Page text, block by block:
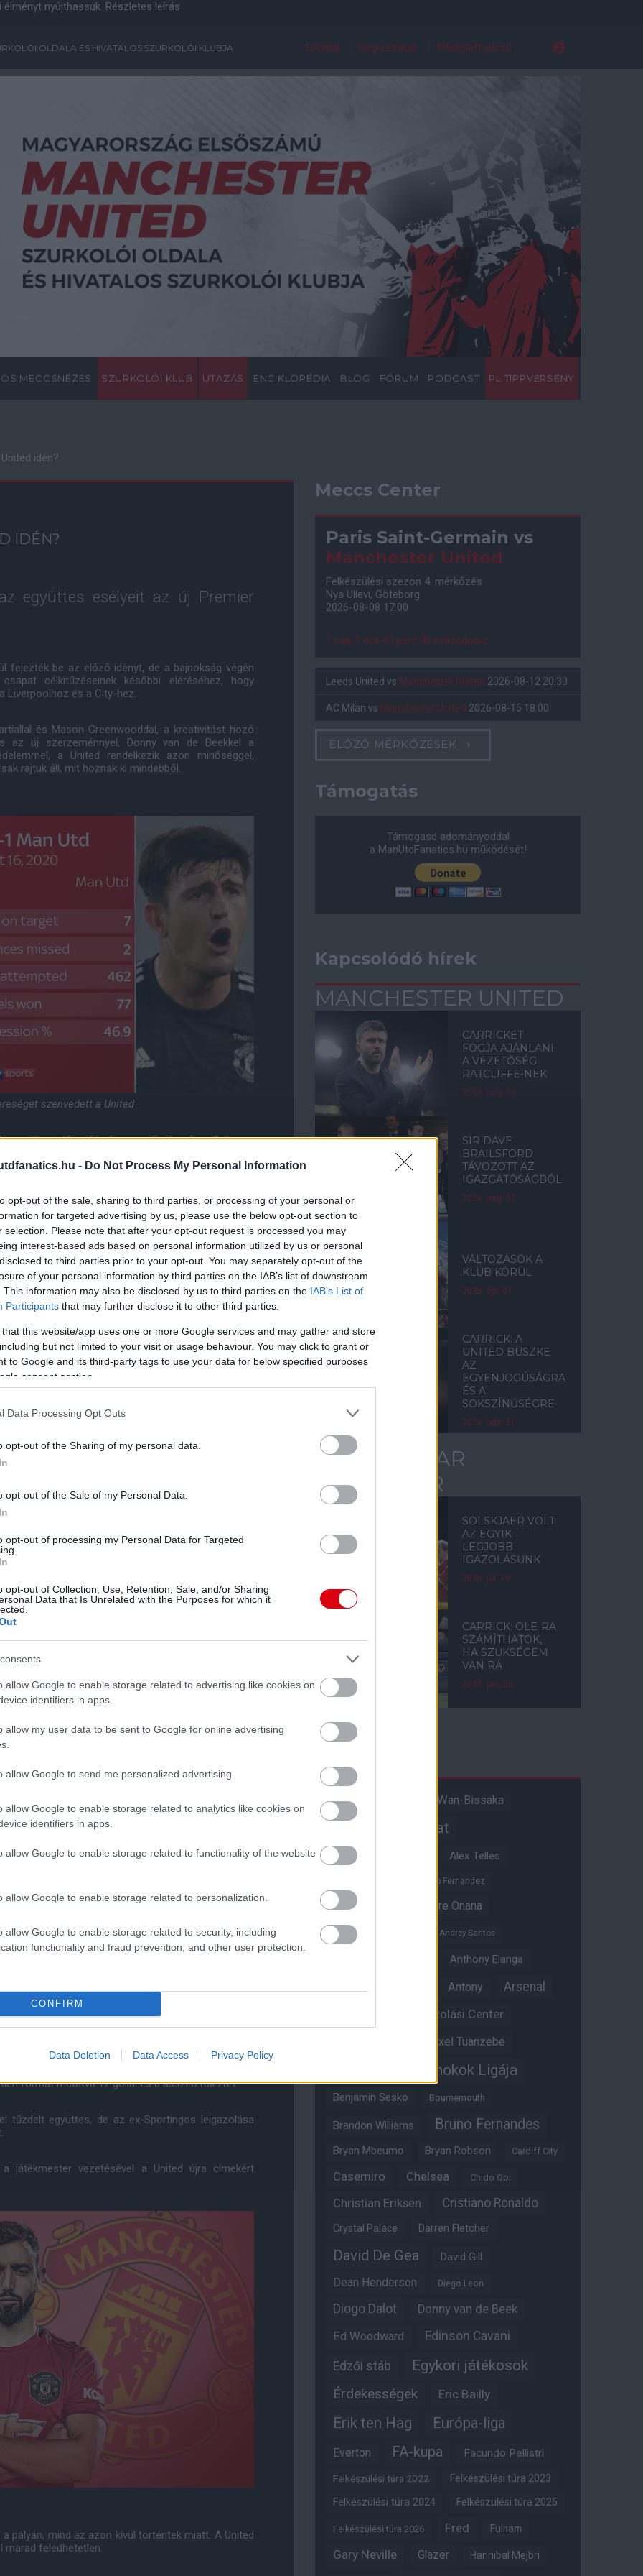
nyújthassuk. Részletes leírás
- Do Not Process My Personal Information
opt-out of the sale, sharing to third parties, or processing of your personal or
for targeted advertising by us, please use the below opt-out section to
selection. Please note that after your opt-out request is processed you may
interest-based ads based on personal information utilized by us or personal
to third parties prior to your opt-out. You may separately opt-out of the
of your personal information by third parties on the IAB’s list of downstream
This information may also be disclosed by us to third parties on the IAB’s List of
Participants that may further disclose it to other third parties.
that this website/app uses one or more Google services and may gather and store
but not limited to your visit or usage behaviour. You may click to grant or
to Google and its third-party tags to use your data for below specified purposes
consent section.
Data Processing Opt Outs
opt-out of the Sharing of my personal data.
opt-out of the Sale of my Personal Data.
opt-out of processing my Personal Data for Targeted
opt-out of Collection, Use, Retention, Sale, and/or Sharing
Data that Is Unrelated with the Purposes for which it
allow Google to enable storage related to advertising like cookies on
identifiers in apps.
allow my user data to be sent to Google for online advertising
allow Google to send me personalized advertising.
allow Google to enable storage related to analytics like cookies on
identifiers in apps.
allow Google to enable storage related to functionality of the website
allow Google to enable storage related to personalization.
allow Google to enable storage related to security, including
functionality and fraud prevention, and other user protection.
CONFIRM
Data Deletion Data Access Privacy Policy
OLDALA ÉS HIVATALOS SZURKOLÓI KLUBJA Főoldal Regisztráció Elfelejtett jelszó
MECCSNÉZÉS SZURKOLÓI KLUB UTAZÁS ENCIKLOPÉDIA BLOG FÓRUM PODCAST PL TIPPVERSENY
idén?
IDÉN?
együttes esélyeit az új Premier
fejezték be az előző idényt, de a bajnokság végén
célkitűzéseinek későbbi eléréséhez, hogy
Liverpoolhoz és a City-hez.
és Mason Greenwooddal, a kreativitást hozó
az új szerzeménnyel, Donny van de Beekkel a
a United rendelkezik azon minőséggel,
rajtuk áll, mit hoznak ki mindebből.
szenvedett a United
miután a Ligakupa, az Európa-liga, illetve az
rekordbajnoktól, hiszen mindössze alig 22 napot
meccses veretlenségi sorozattal örvendeztették
óta -, ennek a lendületnek a megtartása
erősebb kezdést produkálhasson.
Gea pozícióját, viszont ettől függetlenül így is a 3.
a kapott gól nélküli mérkőzések számában is
a klub történetének legsikeresebb időszakai
a fiatalok elkezdték letenni a névjegyüket a
kiálló kezdő tizenegy fűződik a gárda nevéhez,
például Scott McTominay, Daniel James, Aaron
jövőt ígérnek a manchesterieknek.
a lőtt gólok terén a 4., a nagy helyzetek
a vonal mentén, ugyanakkor a statisztikák alapján
a kapu elé.
debütálása óta veszélyesebbé vált a csatársor a
konyhára e tekintetben a későbbiekben, de ezek a
Jadon Sancho is az Old Traffordon kötne ki.
nem volt még vesztes csapat tagja. A portugál
formát mutatva 12 góllal és 8 assziszttal zárt.
tűzdelt együttes, de az ex-Sportingos leigazolása
játékmester vezetésével a United újra címekért
pályán, mind az azon kívül történtek miatt. A United
feledhetetlen.
Meccs Center
Paris Saint-Germain vs
Manchester United
Felkészülési szezon 4. mérkőzés
Nya Ullevi, Göteborg
2026-08-08 17:00
1 nap 1 óra 45 perc 39 másodperc
Leeds United vs Manchester United 2026-08-12 20:30
AC Milan vs Manchester United 2026-08-15 18:00
ELŐZŐ MÉRKŐZÉSEK
Támogatás
Támogasd adományoddal
a ManUtdFanatics.hu működését!
Kapcsolódó hírek
MANCHESTER UNITED
CARRICKET
FOGJA AJÁNLANI
A VEZETŐSÉG
RATCLIFFE-NEK
2026. máj. 13.
SIR DAVE
BRAILSFORD
TÁVOZOTT AZ
IGAZGATÓSÁGBÓL
2026. máj. 07.
VÁLTOZÁSOK A
KLUB KÖRÜL
2026. ápr. 01.
CARRICK: A
UNITED BÜSZKE
AZ
EGYENJOGÚSÁGRA
ÉS A
SOKSZÍNŰSÉGRE
2026. febr. 21.
OLE GUNNAR
SOLSKJAER
SOLSKJAER VOLT
AZ EGYIK
LEGJOBB
IGAZOLÁSUNK
2026. júl. 29.
CARRICK: OLE-RA
SZÁMÍTHATOK,
HA SZÜKSÉGEM
VAN RÁ
2026. jan. 25.
A hangadó Aaron Wan-Bissaka
Akadémiai csapat
Alejandro Garnacho Alex Telles
Alvaro Fernandez
Amad Diallo
Andre Onana
Andreas Pereira
Andrey Santos
Anthony Elanga
Antony Arsenal
Átigazolási Center
Axel Tuanzebe
Bajnokok Ligája
Benjamin Sesko Bournemouth
Brandon Williams Bruno Fernandes
Bryan Mbeumo Bryan Robson Cardiff City
Casemiro Chelsea Chido Obi
Christian Eriksen Cristiano Ronaldo
Crystal Palace Darren Fletcher
David De Gea David Gill
Dean Henderson Diego Leon
Diogo Dalot
Donny van de Beek
Ed Woodward
Edinson Cavani
Edzői stáb Egykori játékosok
Érdekességek Eric Bailly
Erik ten Hag Európa-liga
Everton FA-kupa Facundo Pellistri
Felkészülési túra 2022 Felkészülési túra 2023
Felkészülési túra 2024 Felkészülési túra 2025
Felkészülési túra 2026 Fred Fulham
Gary Neville Glazer Hannibal Mejbri